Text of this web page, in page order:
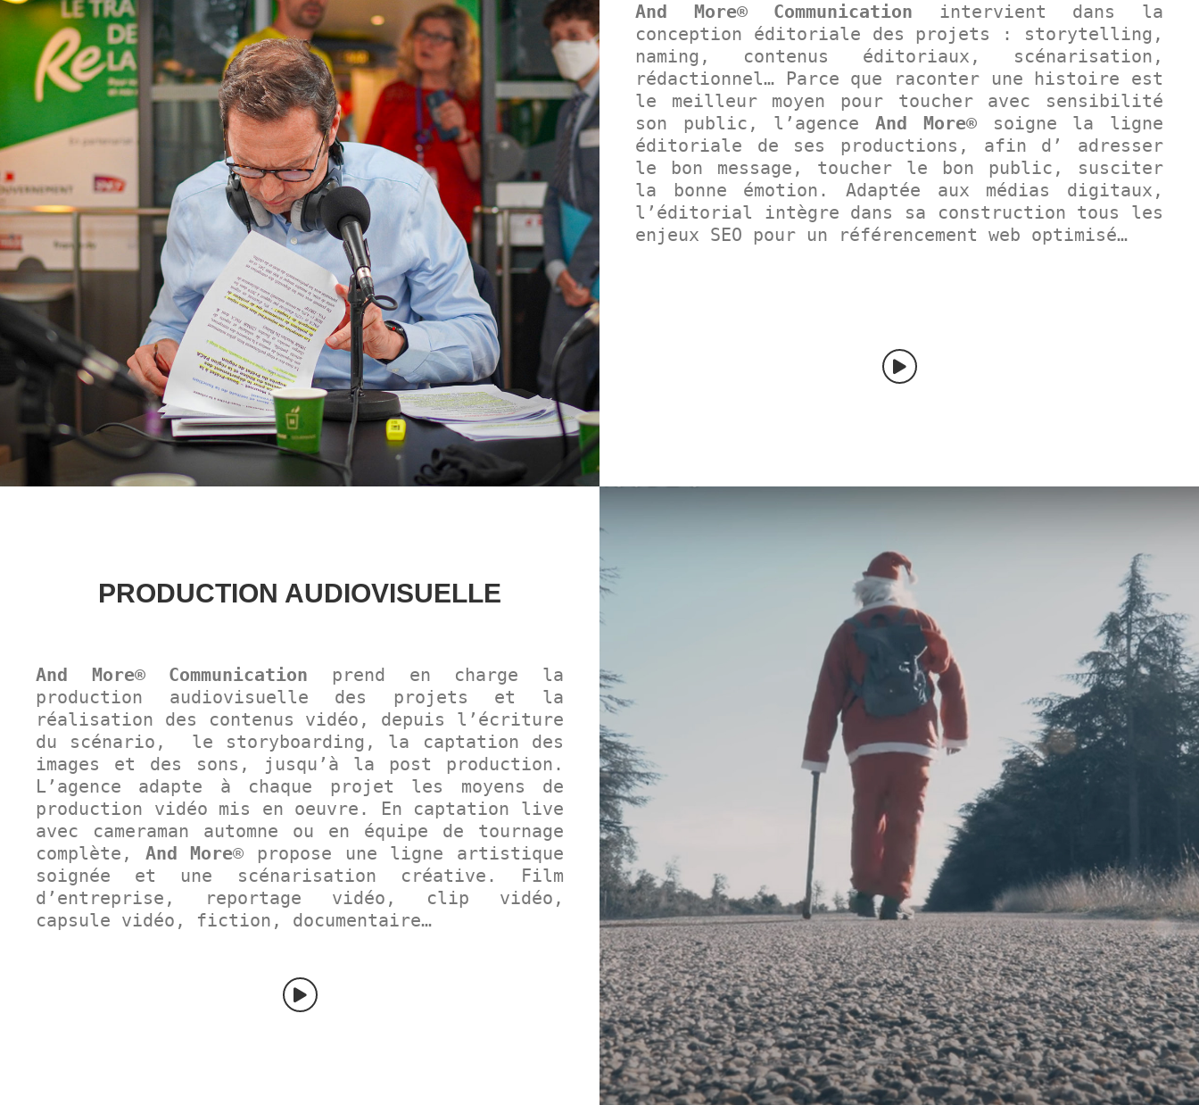
And More® Communication intervient dans la
conception éditoriale des projets : storytelling,
naming, contenus éditoriaux, scénarisation,
rédactionnel… Parce que raconter une histoire est
le meilleur moyen pour toucher avec sensibilité
son public, l’agenceAnd More®soigne la ligne
éditoriale de ses productions, afin d’ adresser
le bon message, toucher le bon public, susciter
la bonne émotion. Adaptée aux médias digitaux,
l’éditorial intègre dans sa construction tous les
enjeux SEO pour un référencement web optimisé…
PRODUCTION AUDIOVISUELLE
And More® Communication prend en charge la
production audiovisuelle des projets et la
réalisation des contenus vidéo, depuis l’écriture
du scénario, le storyboarding, la captation des
images et des sons, jusqu’à la post production.
L’agence adapte à chaque projet les moyens de
production vidéo mis en oeuvre. En captation live
avec cameraman automne ou en équipe de tournage
complète, And More® propose une ligne artistique
soignée et une scénarisation créative. Film
d’entreprise, reportage vidéo, clip vidéo,
capsule vidéo, fiction, documentaire…